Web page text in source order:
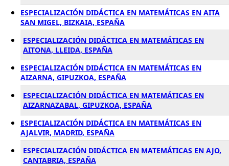
ESPECIALIZACIÓN DIDÁCTICA EN MATEMÁTICAS EN AITA
SAN MIGEL, BIZKAIA, ESPAÑA
ESPECIALIZACIÓN DIDÁCTICA EN MATEMÁTICAS EN
AITONA, LLEIDA, ESPAÑA
ESPECIALIZACIÓN DIDÁCTICA EN MATEMÁTICAS EN
AIZARNA, GIPUZKOA, ESPAÑA
ESPECIALIZACIÓN DIDÁCTICA EN MATEMÁTICAS EN
AIZARNAZABAL, GIPUZKOA, ESPAÑA
ESPECIALIZACIÓN DIDÁCTICA EN MATEMÁTICAS EN
AJALVIR, MADRID, ESPAÑA
ESPECIALIZACIÓN DIDÁCTICA EN MATEMÁTICAS EN AJO,
CANTABRIA, ESPAÑA